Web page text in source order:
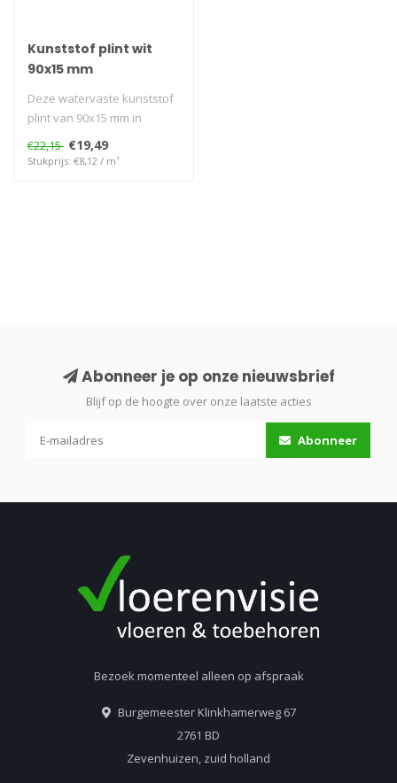
Kunststof plint wit
90x15 mm
Deze watervaste kunststof
plint van 90x15 mm in
modern wit zorgt voor een
strakk..
€22,15 €19,49
Stukprijs: €8,12 / m¹
Abonneer je op onze nieuwsbrief
Blijf op de hoogte over onze laatste acties
Abonneer
Bezoek momenteel alleen op afspraak
Burgemeester Klinkhamerweg 67
2761 BD
Zevenhuizen, zuid holland